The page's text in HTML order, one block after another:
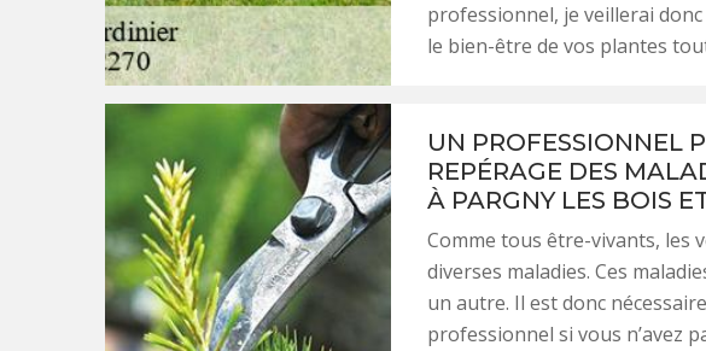
professionnel, je veillerai
le bien-être de vos plantes
UN PROFESSIONNEL
REPÉRAGE DES
À PARGNY LES BOIS
Comme tous être-vivants, les
diverses maladies. Ces
un autre. Il est donc
professionnel si vous n’avez